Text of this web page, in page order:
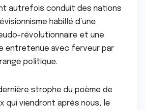
autrefois conduit des nations
habillé d’une
révolutionnaire et une
entretenue avec ferveur par
politique.
strophe du poème de
qui viendront après nous, le